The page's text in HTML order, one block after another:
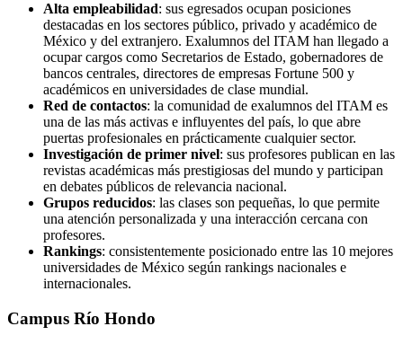
Alta empleabilidad: sus egresados ocupan posiciones
destacadas en los sectores público, privado y académico de
México y del extranjero. Exalumnos del ITAM han llegado a
ocupar cargos como Secretarios de Estado, gobernadores de
bancos centrales, directores de empresas Fortune 500 y
académicos en universidades de clase mundial.
Red de contactos: la comunidad de exalumnos del ITAM es
una de las más activas e influyentes del país, lo que abre
puertas profesionales en prácticamente cualquier sector.
Investigación de primer nivel: sus profesores publican en las
revistas académicas más prestigiosas del mundo y participan
en debates públicos de relevancia nacional.
Grupos reducidos: las clases son pequeñas, lo que permite
una atención personalizada y una interacción cercana con
profesores.
Rankings: consistentemente posicionado entre las 10 mejores
universidades de México según rankings nacionales e
internacionales.
Campus Río Hondo